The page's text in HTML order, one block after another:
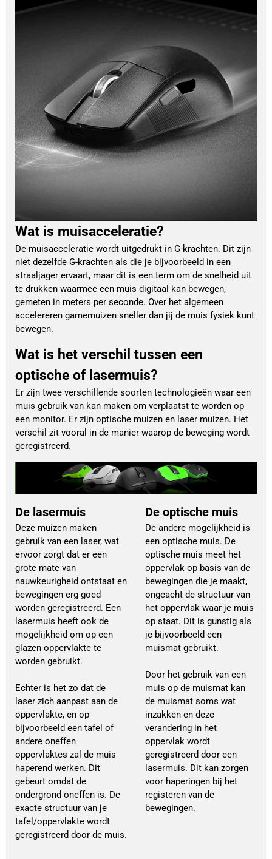
Wat is muisacceleratie?
De muisacceleratie wordt uitgedrukt in G-krachten. Dit zijn
niet dezelfde G-krachten als die je bijvoorbeeld in een
straaljager ervaart, maar dit is een term om de snelheid uit
te drukken waarmee een muis digitaal kan bewegen,
gemeten in meters per seconde. Over het algemeen
accelereren gamemuizen sneller dan jij de muis fysiek kunt
bewegen.
Wat is het verschil tussen een
optische of lasermuis?
Er zijn twee verschillende soorten technologieën waar een
muis gebruik van kan maken om verplaatst te worden op
een monitor. Er zijn optische muizen en laser muizen. Het
verschil zit vooral in de manier waarop de beweging wordt
geregistreerd.
De lasermuis
Deze muizen maken
gebruik van een laser, wat
ervoor zorgt dat er een
grote mate van
nauwkeurigheid ontstaat en
bewegingen erg goed
worden geregistreerd. Een
lasermuis heeft ook de
mogelijkheid om op een
glazen oppervlakte te
worden gebruikt.
Echter is het zo dat de
laser zich aanpast aan de
oppervlakte, en op
bijvoorbeeld een tafel of
andere oneffen
oppervlaktes zal de muis
haperend werken. Dit
gebeurt omdat de
ondergrond oneffen is. De
exacte structuur van je
tafel/oppervlakte wordt
geregistreerd door de muis.
De optische muis
De andere mogelijkheid is
een optische muis. De
optische muis meet het
oppervlak op basis van de
bewegingen die je maakt,
ongeacht de structuur van
het oppervlak waar je muis
op staat. Dit is gunstig als
je bijvoorbeeld een
muismat gebruikt.
Door het gebruik van een
muis op de muismat kan
de muismat soms wat
inzakken en deze
verandering in het
oppervlak wordt
geregistreerd door een
lasermuis. Dit kan zorgen
voor haperingen bij het
registeren van de
bewegingen.